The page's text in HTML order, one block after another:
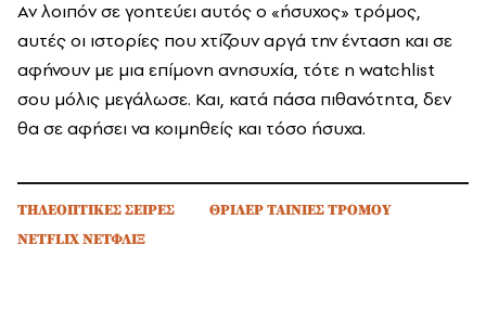
Αν λοιπόν σε γοητεύει αυτός ο «ήσυχος» τρόμος,
αυτές οι ιστορίες που χτίζουν αργά την ένταση και σε
αφήνουν με μια επίμονη ανησυχία, τότε η watchlist
σου μόλις μεγάλωσε. Και, κατά πάσα πιθανότητα, δεν
θα σε αφήσει να κοιμηθείς και τόσο ήσυχα.
ΤΗΛΕΟΠΤΙΚΕΣ ΣΕΙΡΕΣ
ΘΡΙΛΕΡ ΤΑΙΝΙΕΣ ΤΡΟΜΟΥ
NETFLIX ΝΕΤΦΛΙΞ